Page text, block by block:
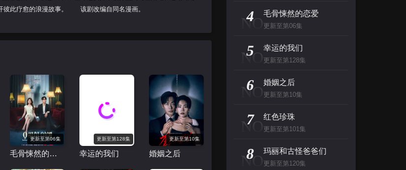
彼此疗愈的浪漫故事。 该剧改编自同名漫画。
更新至第06集
毛骨悚然的恋爱
更新至第128集
幸运的我们
更新至第10集
婚姻之后
NO
4 毛骨悚然的恋爱
更新至第06集
NO
5 幸运的我们
更新至第128集
NO
6 婚姻之后
更新至第10集
NO
7 红色珍珠
更新至第101集
NO
8 玛丽和古怪爸爸们
更新至第120集